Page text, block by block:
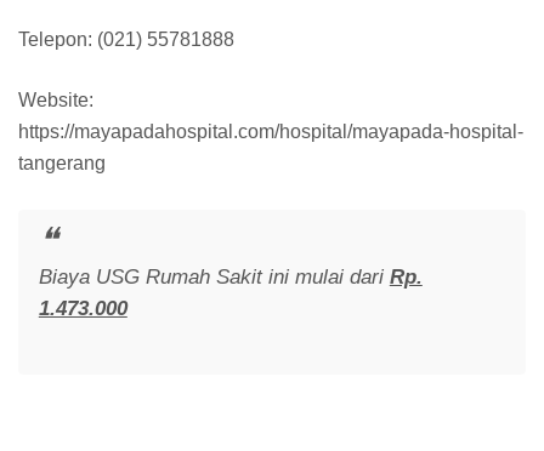
Telepon: (021) 55781888
Website:
https://mayapadahospital.com/hospital/mayapada-hospital-
tangerang
Biaya USG Rumah Sakit ini mulai dari Rp.
1.473.000